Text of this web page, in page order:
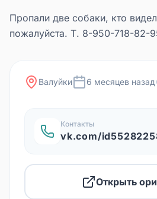
Пропали две собаки, кто
пожалуйста. Т. 8-950-718-82-
Валуйки 6 месяцев назад
Контакты
vk.com/
Открыть